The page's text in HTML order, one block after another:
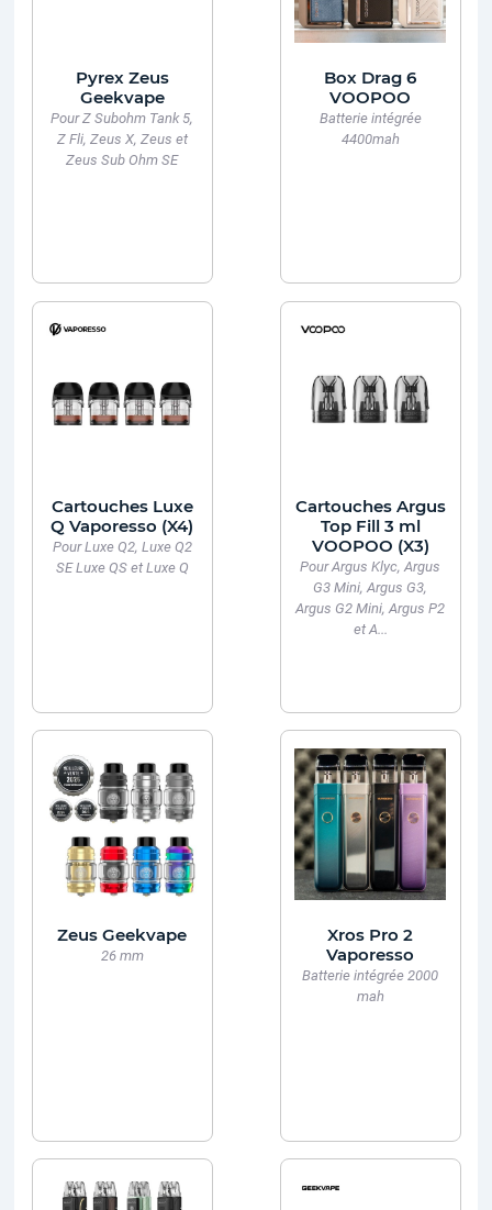
Pyrex Zeus
Geekvape
Pour Z Subohm Tank 5,
Z Fli, Zeus X, Zeus et
Zeus Sub Ohm SE
Box Drag 6
VOOPOO
Batterie intégrée
4400mah
Cartouches Luxe
Q Vaporesso (X4)
Pour Luxe Q2, Luxe Q2
SE Luxe QS et Luxe Q
Cartouches Argus
Top Fill 3 ml
VOOPOO (X3)
Pour Argus Klyc, Argus
G3 Mini, Argus G3,
Argus G2 Mini, Argus P2
et A...
Zeus Geekvape
26 mm
Xros Pro 2
Vaporesso
Batterie intégrée 2000
mah